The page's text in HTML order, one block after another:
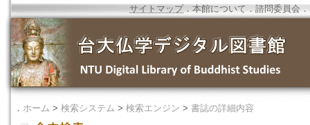
サイトマップ．本館について ． 諮問委員会 ．
． ホーム > 検索システム > 検索エンジン > 書誌の詳細内容